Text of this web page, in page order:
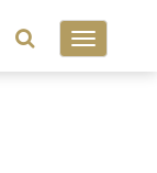
Toggle